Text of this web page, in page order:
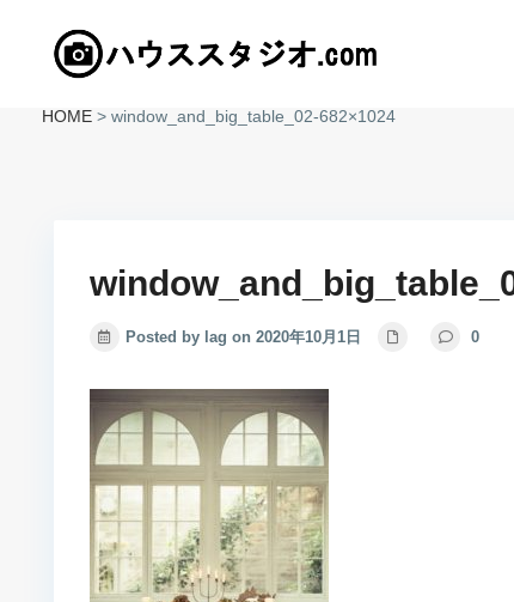
HOME > window_and_big_table_02-682×1024
Posted by lag on 2020年10月1日 0